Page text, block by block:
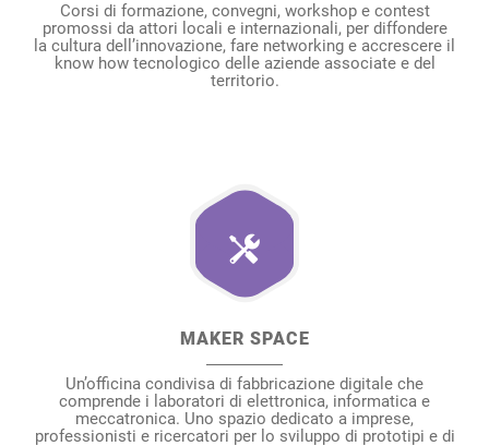
Corsi di formazione, convegni, workshop e contest
promossi da attori locali e internazionali, per diffondere
la cultura dell’innovazione, fare networking e accrescere il
know how tecnologico delle aziende associate e del
territorio.
MAKER SPACE
Un’officina condivisa di fabbricazione digitale che
comprende i laboratori di elettronica, informatica e
meccatronica. Uno spazio dedicato a imprese,
professionisti e ricercatori per lo sviluppo di prototipi e di